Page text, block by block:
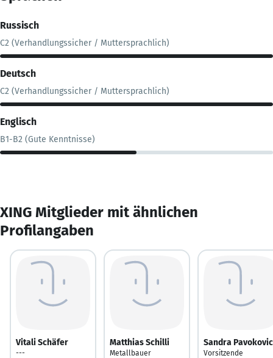
Russisch
C2 (Verhandlungssicher / Muttersprachlich)
Deutsch
C2 (Verhandlungssicher / Muttersprachlich)
Englisch
B1-B2 (Gute Kenntnisse)
XING Mitglieder mit ähnlichen
Profilangaben
Vitali Schäfer
---
Matthias Schilli
Metallbauer
Sandra Pavokovic
Vorsitzende